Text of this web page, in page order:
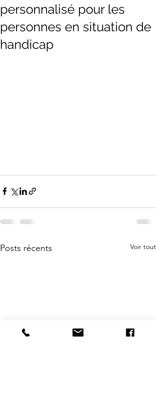
personnalisé pour les
personnes en situation de
handicap
Posts récents Voir tout